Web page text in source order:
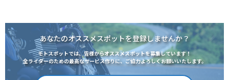
あなたのオススメスポットを登録しませんか？
モトスポットでは、皆様からオススメスポットを募集しています！
全ライダーのための最高なサービス作りに、ご協力よろしくお願いいたします。